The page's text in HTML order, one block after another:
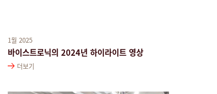
1월 2025
바이스트로닉의 2024년 하이라이트 영상
더보기